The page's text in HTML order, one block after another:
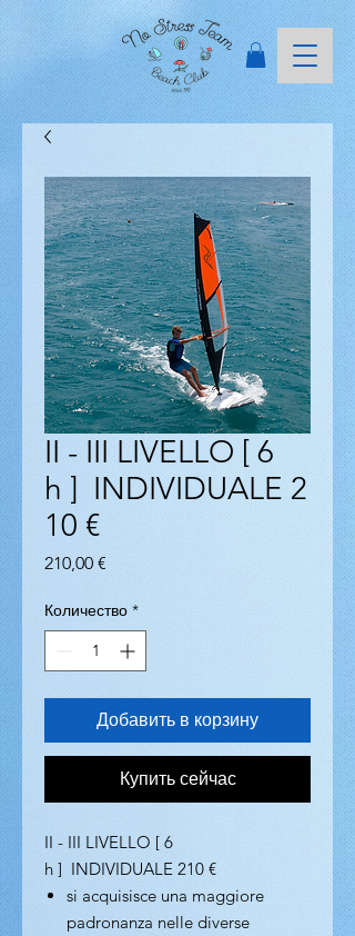
II - III LIVELLO [ 6
h ] INDIVIDUALE 2
10 €
210,00 €
Количество *
Добавить в корзину
Купить сейчас
II - III LIVELLO [ 6
h ] INDIVIDUALE 210 €
si acquisisce una maggiore
padronanza nelle diverse